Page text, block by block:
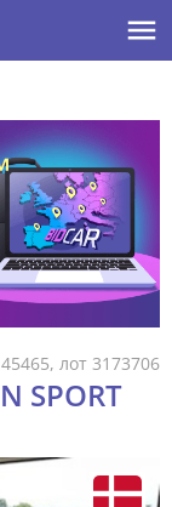
лот 3173706
SPORT